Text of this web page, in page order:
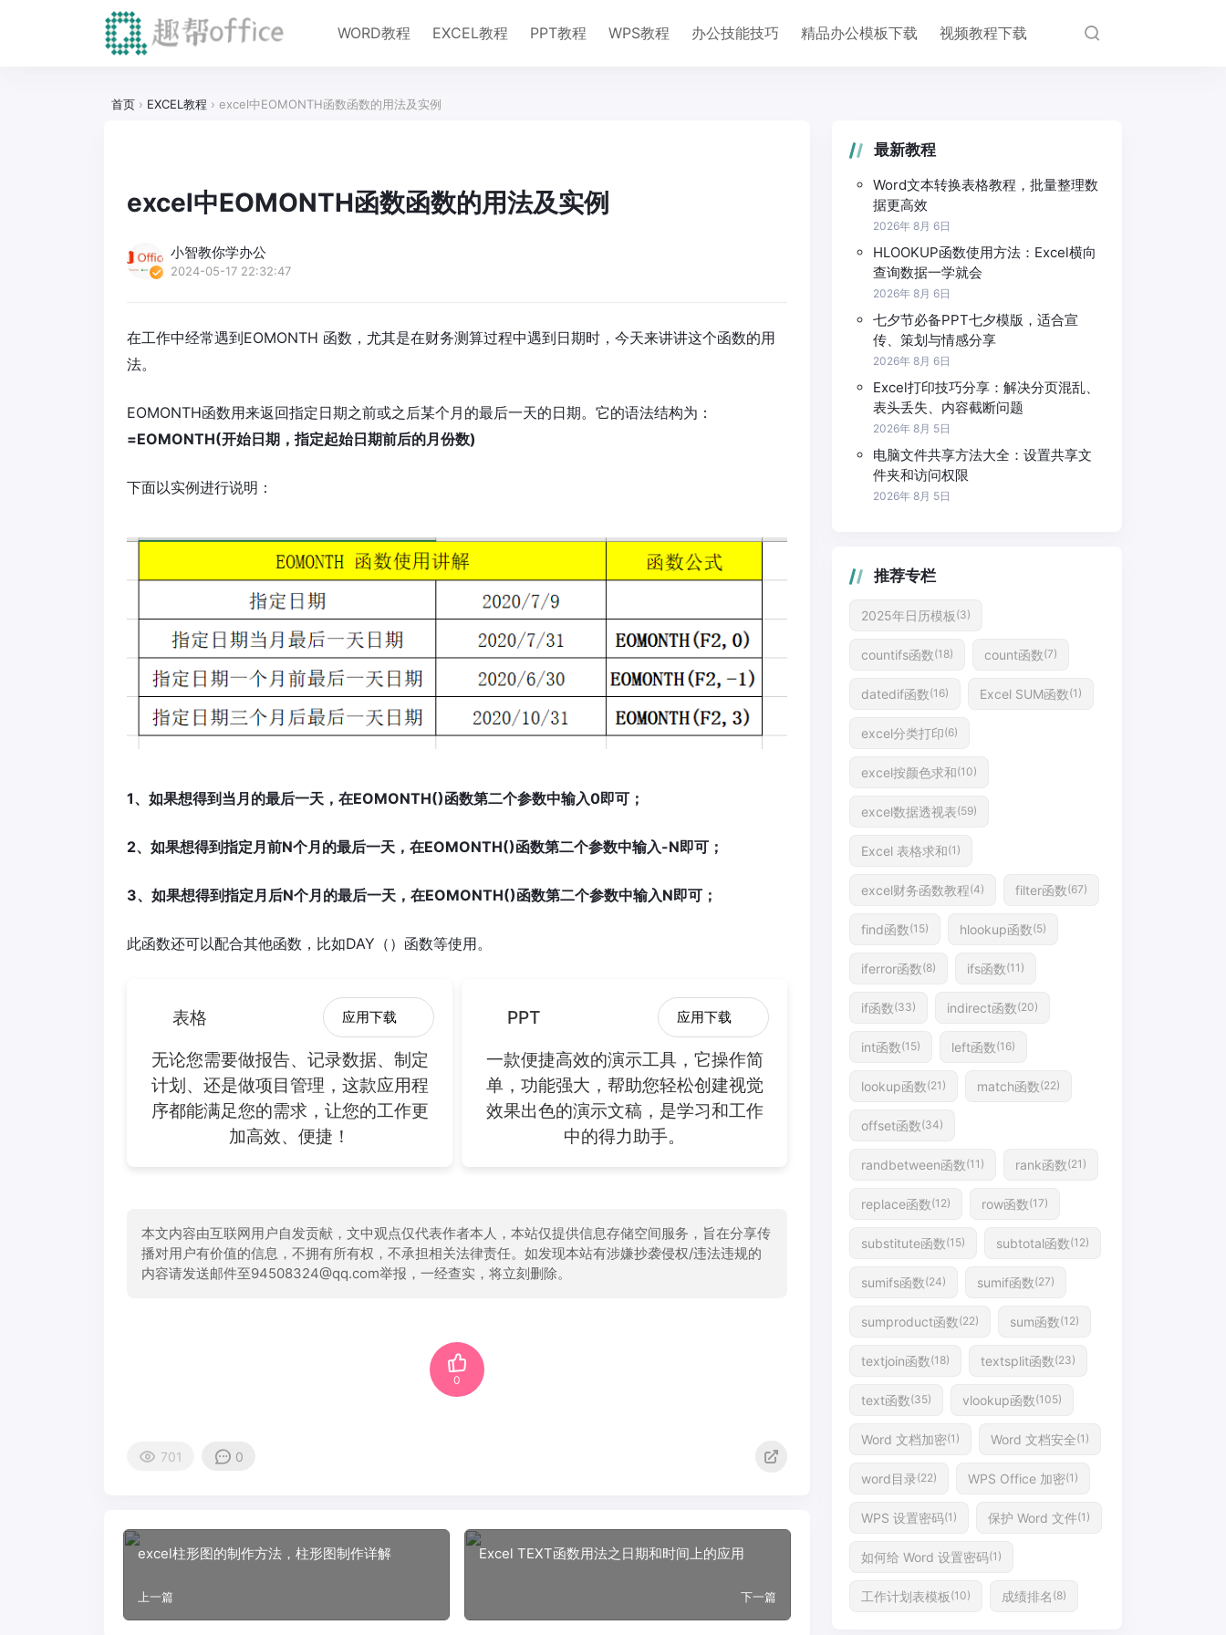
WORD教程 EXCEL教程 PPT教程 WPS教程 办公技能技巧 精品办公模板下载 视频教程下载
首页 › EXCEL教程 › excel中EOMONTH函数函数的用法及实例
excel中EOMONTH函数函数的用法及实例
小智教你学办公
2024-05-17 22:32:47
在工作中经常遇到EOMONTH 函数，尤其是在财务测算过程中遇到日期时，今天来讲讲这个函数的用
法。
EOMONTH函数用来返回指定日期之前或之后某个月的最后一天的日期。它的语法结构为：
=EOMONTH(开始日期，指定起始日期前后的月份数)
下面以实例进行说明：
1、如果想得到当月的最后一天，在EOMONTH()函数第二个参数中输入0即可；
2、如果想得到指定月前N个月的最后一天，在EOMONTH()函数第二个参数中输入-N即可；
3、如果想得到指定月后N个月的最后一天，在EOMONTH()函数第二个参数中输入N即可；
此函数还可以配合其他函数，比如DAY（）函数等使用。
表格 应用下载
无论您需要做报告、记录数据、制定
计划、还是做项目管理，这款应用程
序都能满足您的需求，让您的工作更
加高效、便捷！
PPT 应用下载
一款便捷高效的演示工具，它操作简
单，功能强大，帮助您轻松创建视觉
效果出色的演示文稿，是学习和工作
中的得力助手。
本文内容由互联网用户自发贡献，文中观点仅代表作者本人，本站仅提供信息存储空间服务，旨在分享传
播对用户有价值的信息，不拥有所有权，不承担相关法律责任。如发现本站有涉嫌抄袭侵权/违法违规的
内容请发送邮件至94508324@qq.com举报，一经查实，将立刻删除。
0
701 0
excel柱形图的制作方法，柱形图制作详解
上一篇
Excel TEXT函数用法之日期和时间上的应用
下一篇
最新教程
Word文本转换表格教程，批量整理数
据更高效
2026年 8月 6日
HLOOKUP函数使用方法：Excel横向
查询数据一学就会
2026年 8月 6日
七夕节必备PPT七夕模版，适合宣
传、策划与情感分享
2026年 8月 6日
Excel打印技巧分享：解决分页混乱、
表头丢失、内容截断问题
2026年 8月 5日
电脑文件共享方法大全：设置共享文
件夹和访问权限
2026年 8月 5日
推荐专栏
2025年日历模板 (3)
countifs函数(18) count函数(7)
datedif函数(16) Excel SUM函数(1)
excel分类打印(6)
excel按颜色求和(10)
excel数据透视表(59)
Excel 表格求和(1)
excel财务函数教程(4) filter函数(67)
find函数(15) hlookup函数(5)
iferror函数(8) ifs函数(11)
if函数(33) indirect函数(20)
int函数(15) left函数(16)
lookup函数(21) match函数(22)
offset函数(34)
randbetween函数(11) rank函数(21)
replace函数(12) row函数(17)
substitute函数(15) subtotal函数(12)
sumifs函数(24) sumif函数(27)
sumproduct函数(22) sum函数(12)
textjoin函数(18) textsplit函数(23)
text函数(35) vlookup函数(105)
Word 文档加密(1) Word 文档安全(1)
word目录(22) WPS Office 加密(1)
WPS 设置密码(1) 保护 Word 文件(1)
如何给 Word 设置密码(1)
工作计划表模板 (10) 成绩排名 (8)